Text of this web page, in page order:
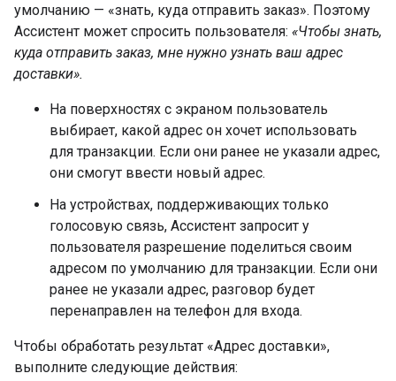
умолчанию — «знать, куда отправить заказ». Поэтому
Ассистент может спросить пользователя: «Чтобы знать,
куда отправить заказ, мне нужно узнать ваш адрес
доставки».
На поверхностях с экраном пользователь
выбирает, какой адрес он хочет использовать
для транзакции. Если они ранее не указали адрес,
они смогут ввести новый адрес.
На устройствах, поддерживающих только
голосовую связь, Ассистент запросит у
пользователя разрешение поделиться своим
адресом по умолчанию для транзакции. Если они
ранее не указали адрес, разговор будет
перенаправлен на телефон для входа.
Чтобы обработать результат «Адрес доставки»,
выполните следующие действия: